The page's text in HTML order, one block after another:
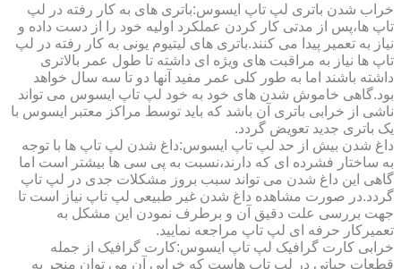
خراب شدن باتری لپ تاپ ایسوس:باتری های به کار رفته در لپ
تاپ ها،پس از مدتی کار کردن عملکرد اولیه خود را از دست داده و
نیاز به تعمیر پیدا می کنند.باتری های لیتیوم یونی به کار رفته در لپ
تاپ ها نیاز به مراقبت های ویژه ای داشته تا طول عمر بالاتری
داشته باشند اما به طور کلی عمر مفید آنها دو تا سه سال خواهد
بود.گاهی خاموش شدن های خود به خود لپ تاپ ایسوس می تواند
ناشی از خرابی باتری آن باشد که باید توسط مراکز معتبر ایسوس با
یک باتری جدید تعویض گردد.
داغ شدن بیش از حد لپ تاپ ایسوس:داغ شدن لپ تاپ ها با توجه
به ساختار فشرده ای که دارند،نسبت به پی سی ها بیشتر است اما
گاهی این داغ شدن می تواند سبب بروز مشکلات جدی در لپ تاپ
گردد.در صورت مشاهده داغ شدن غیر طبیعی لپ تاپ نیاز است تا
جهت بررسی علت دقیق آن و برطرف نمودن این مشکل به
تعمیرکار حرفه ای لپ تاپ مراجعه نمایید.
خرابی کارت گرافیک لپ تاپ ایسوس:کارت گرافیک از جمله
قطعات حیاتی در لپ تاپ هاست که خرابی آن می توان منجر به